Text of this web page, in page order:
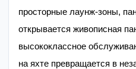
просторные лаунж-зоны,
открывается живописная
высококлассное
на яхте превращается в